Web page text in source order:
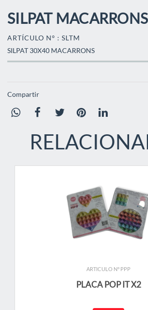
SILPAT MACARRONS
ARTÍCULO N° : SLTM
SILPAT 30X40 MACARRONS
Compartir
ARTICULO N° PPP
PLACA POP IT X2